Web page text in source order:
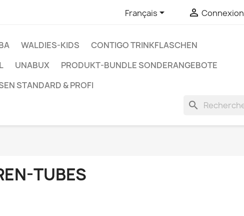
Français  Connexion
WALDIES-KIDS
CONTIGO TRINKFLASCHEN
UNABUX
PRODUKT-BUNDLE SONDERANGEBOTE
STANDARD & PROFI
search
TUBES